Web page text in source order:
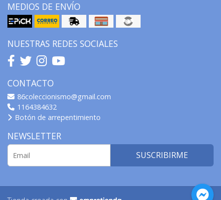
MEDIOS DE ENVÍO
NUESTRAS REDES SOCIALES
CONTACTO
86coleccionismo@gmail.com
1164384632
Botón de arrepentimiento
NEWSLETTER
SUSCRIBIRME